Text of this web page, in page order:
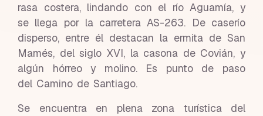
rasa costera, lindando con el río Aguamía, y
se llega por la carretera AS-263. De caserío
disperso, entre él destacan la ermita de San
Mamés, del siglo XVI, la casona de Covián, y
algún hórreo y molino. Es punto de paso
del Camino de Santiago.
Se encuentra en plena zona turística del